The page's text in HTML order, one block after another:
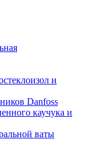
и
Danfoss
каучука и
ваты